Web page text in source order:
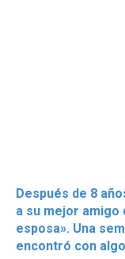
Después de 8
a su mejor amigo
esposa». Una
encontró con